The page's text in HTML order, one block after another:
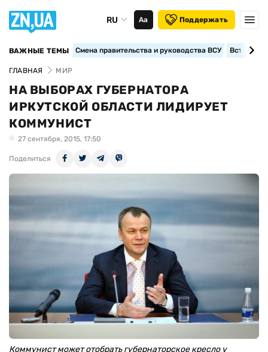
RU Аа Поддержать
ВАЖНЫЕ ТЕМЫ Смена правительства и руководства ВСУ
ГЛАВНАЯ МИР
НА ВЫБОРАХ ГУБЕРНАТОРА
ИРКУТСКОЙ ОБЛАСТИ ЛИДИРУЕТ
КОММУНИСТ
27 сентября, 2015, 17:50
Поделиться
Коммунист может отобрать губернаторское кресло у